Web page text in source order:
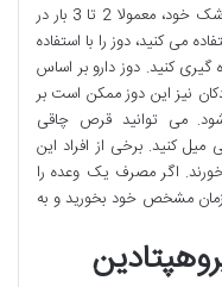
این قرص را به صورت خوراکی طبق دستور پزشک خود، معمولا 2 تا 3 بار در
می کنید، دوز را با استفاده
کنید. دوز دارو بر اساس
نیز این دوز ممکن است بر
می توانید قرص چاقی
میل کنید. برخی از افراد این
اگر مصرف یک وعده را
زمان مشخص خود بخورید و به